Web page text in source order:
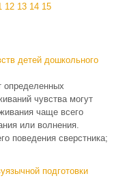
12 13 14 15
детей дошкольного
определенных
чувства могут
чаще всего
или волнения.
поведения сверстника;
подготовки